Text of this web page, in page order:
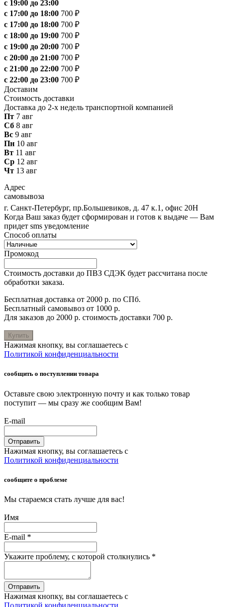
с 19:00 до 23:00
с 17:00 до 18:00 700 ₽
с 17:00 до 18:00 700 ₽
с 18:00 до 19:00 700 ₽
с 19:00 до 20:00 700 ₽
с 20:00 до 21:00 700 ₽
с 21:00 до 22:00 700 ₽
с 22:00 до 23:00 700 ₽
Доставим
Стоимость доставки
Доставка до 2-х недель транспортной компанией
Пт 7 авг
Сб 8 авг
Вс 9 авг
Пн 10 авг
Вт 11 авг
Ср 12 авг
Чт 13 авг
Адрес
самовывоза
г. Санкт-Петербург, пр.Большевиков, д. 47 к.1, офис 20Н
Когда Ваш заказ будет сформирован и готов к выдаче — Вам
придет sms уведомление
Способ оплаты
Промокод
Стоимость доставки до ПВЗ СДЭК будет рассчитана после
обработки заказа.
Бесплатная доставка от 2000 р. по СПб.
Бесплатный самовывоз от 1000 р.
Для заказов до 2000 р. стоимость доставки 700 р.
Купить
Нажимая кнопку, вы соглашаетесь с
Политикой конфиденциальности
сообщить о поступлении товара
Оставьте свою электронную почту и как только товар
поступит — мы сразу же сообщим Вам!
E-mail
Отправить
Нажимая кнопку, вы соглашаетесь с
Политикой конфиденциальности
сообщите о проблеме
Мы стараемся стать лучше для вас!
Имя
E-mail *
Укажите проблему, с которой столкнулись *
Отправить
Нажимая кнопку, вы соглашаетесь с
Политикой конфиденциальности